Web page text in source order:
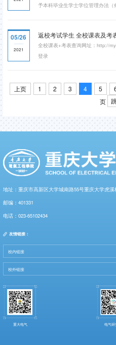
予本科毕业生学士学位管理办法（
可回校申请补授学士学位。上述两
18:00到学院申请补授学位。补授
05/26
2021
返校考试学生 全校课表及考
全校课表+考表查询网址：http://
登录
上页 1 2 3 4 5
页
地址：重庆市高新区大学城南路55号重庆大学虎
邮编：401331
电话：023-65102434
友情链接：
重大电气 电气研